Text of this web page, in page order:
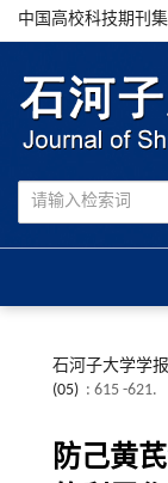
中国高校科技期刊
石河子大学学
(05) : 615 -621.
防己黄